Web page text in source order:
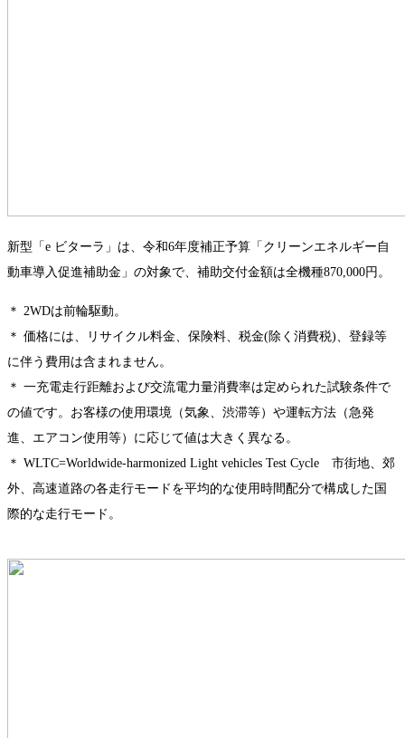
新型「e ビターラ」は、令和6年度補正予算「クリーンエネルギー自
動車導入促進補助金」の対象で、補助交付金額は全機種870,000円。
＊ 2WDは前輪駆動。
＊ 価格には、リサイクル料金、保険料、税金(除く消費税)、登録等
に伴う費用は含まれません。
＊ 一充電走行距離および交流電力量消費率は定められた試験条件で
の値です。お客様の使用環境（気象、渋滞等）や運転方法（急発
進、エアコン使用等）に応じて値は大きく異なる。
＊ WLTC=Worldwide-harmonized Light vehicles Test Cycle 市街地、郊
外、高速道路の各走行モードを平均的な使用時間配分で構成した国
際的な走行モード。